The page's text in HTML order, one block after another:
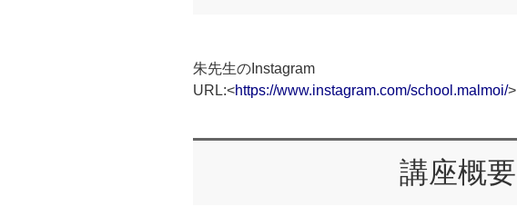
朱先生のInstagram
URL:<https://www.instagram.com/school.malmoi/>
講座概要